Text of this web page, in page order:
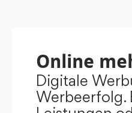
Online
Digitale
Werbeerfolg.